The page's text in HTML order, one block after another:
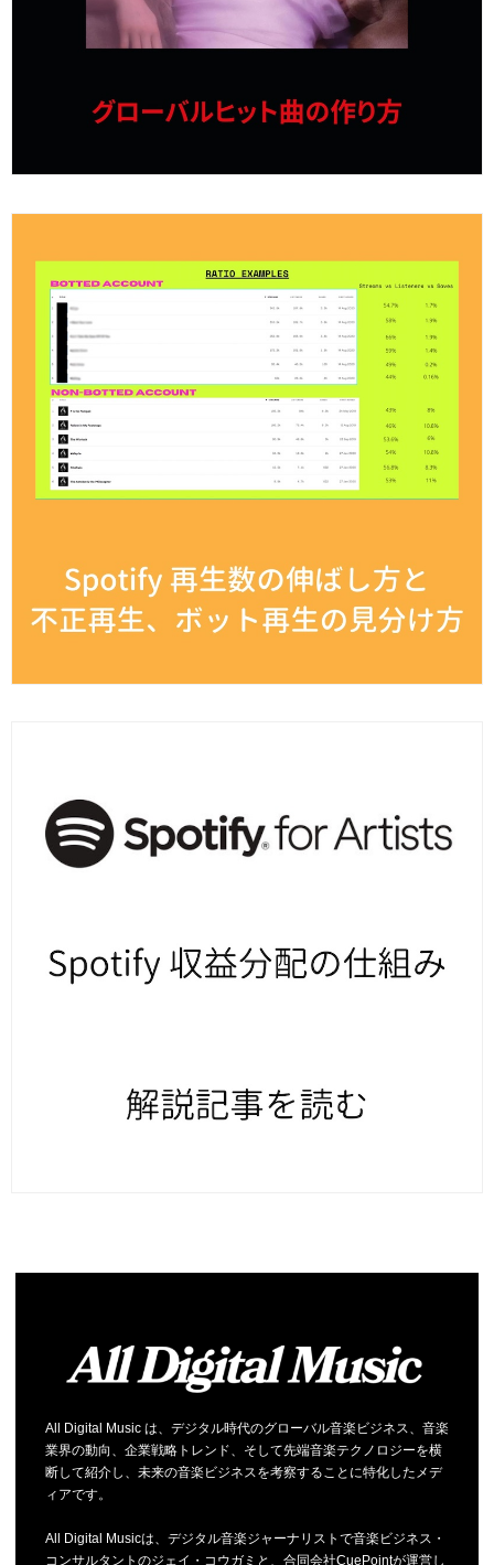
All Digital Music は、デジタル時代のグローバル音楽ビジネス、音楽
業界の動向、企業戦略トレンド、そして先端音楽テクノロジーを横
断して紹介し、未来の音楽ビジネスを考察することに特化したメデ
ィアです。
All Digital Musicは、デジタル音楽ジャーナリストで音楽ビジネス・
コンサルタントのジェイ・コウガミと、合同会社CuePointが運営し